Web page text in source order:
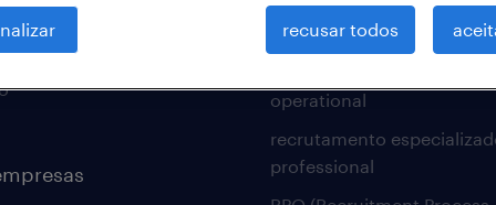
carreiras
nossas soluções
operational
recrutamento
professional
recusar todos